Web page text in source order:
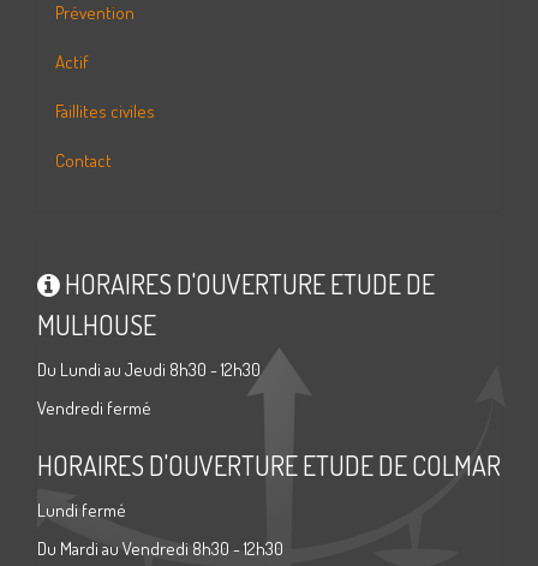
Prévention
Actif
Faillites civiles
Contact
HORAIRES D'OUVERTURE ETUDE DE
MULHOUSE
Du Lundi au Jeudi 8h30 - 12h30
Vendredi fermé
HORAIRES D'OUVERTURE ETUDE DE COLMAR
Lundi fermé
Du Mardi au Vendredi 8h30 - 12h30